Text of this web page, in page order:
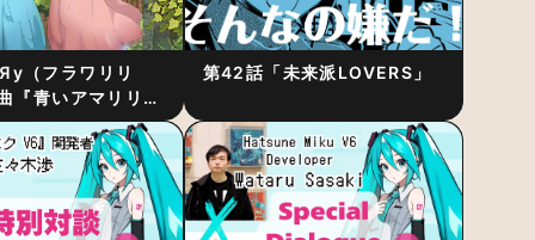
（フラワリリ
『青いアマリリ
ース！1stアルバ
表
第42話「未来派LOVERS」